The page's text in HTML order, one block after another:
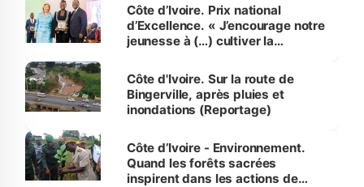
Côte d’Ivoire. Prix national
d’Excellence. « J’encourage notre
jeunesse à (…) cultiver la
(Alassane Ouattara
Côte d'Ivoire. Sur la route de
Bingerville, après pluies et
inondations (Reportage)
Côte d’Ivoire - Environnement.
Quand les forêts sacrées
inspirent dans les actions de